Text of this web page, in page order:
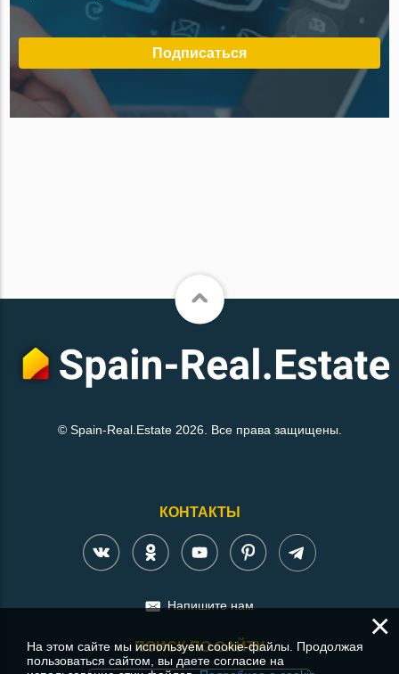
Подписаться
© Spain-Real.Estate 2026. Все права защищены.
КОНТАКТЫ
Напишите нам
ПОИСК ПО САЙТУ
×
На этом сайте мы используем cookie-файлы. Продолжая
пользоваться сайтом, вы даете согласие на